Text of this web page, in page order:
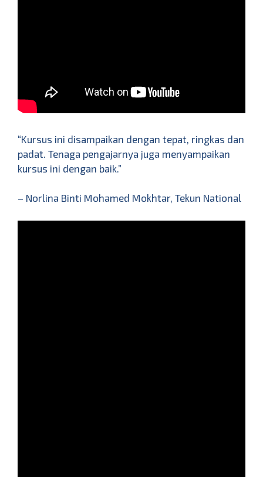
“Kursus ini disampaikan dengan tepat, ringkas dan
padat. Tenaga pengajarnya juga menyampaikan
kursus ini dengan baik.”
– Norlina Binti Mohamed Mokhtar, Tekun National